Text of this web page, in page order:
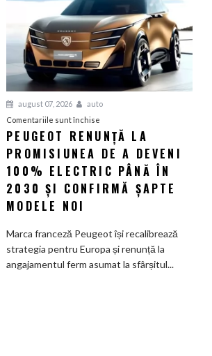
august 07, 2026
auto
Comentariile sunt închise
Peugeot
renunță
la
promisiunea
de
100%
electric
PEUGEOT RENUNȚĂ LA
PROMISIUNEA DE A DEVENI
100% ELECTRIC PÂNĂ ÎN
2030 ȘI CONFIRMĂ ȘAPTE
MODELE NOI
Marca franceză Peugeot își recalibrează
strategia pentru Europa și renunță la
angajamentul ferm asumat la sfârșitul...